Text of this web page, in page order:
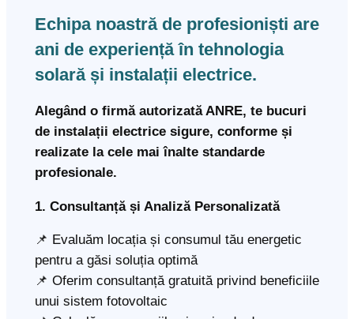
Echipa noastră de profesioniști are
ani de experiență în tehnologia
solară și instalații electrice.
Alegând o firmă autorizată ANRE, te bucuri
de instalații electrice sigure, conforme și
realizate la cele mai înalte standarde
profesionale.
1. Consultanță și Analiză Personalizată
📌 Evaluăm locația și consumul tău energetic
pentru a găsi soluția optimă
📌 Oferim consultanță gratuită privind beneficiile
unui sistem fotovoltaic